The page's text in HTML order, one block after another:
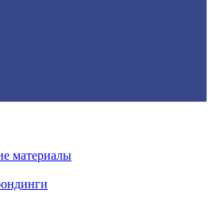
материалы